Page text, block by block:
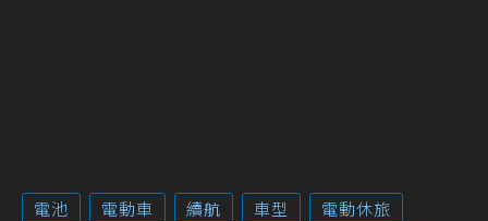
電池 電動車 續航 車型
電動休旅